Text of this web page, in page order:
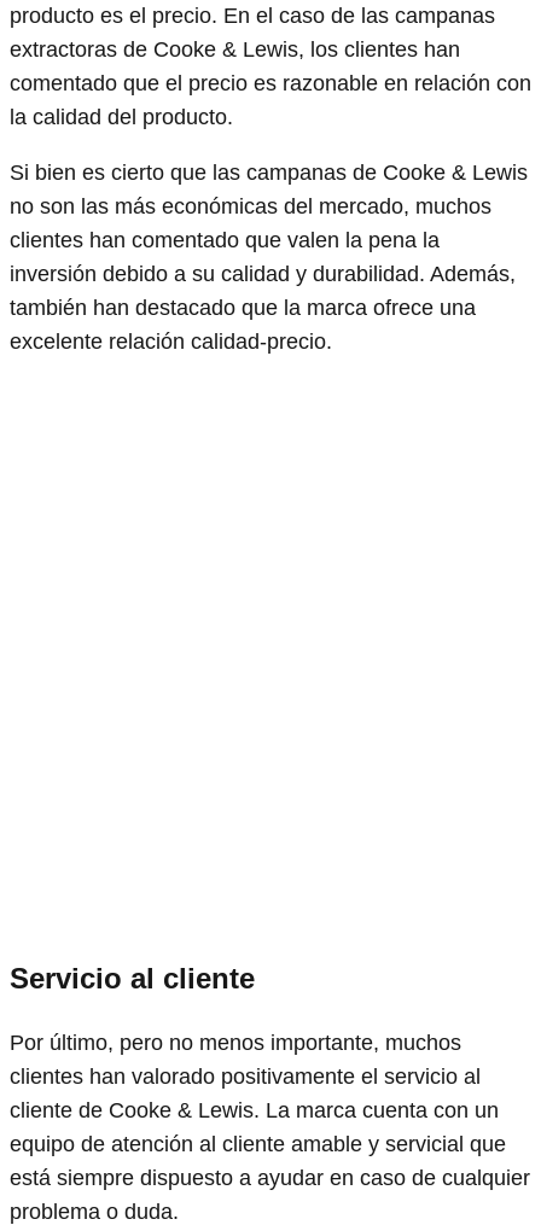
producto es el precio. En el caso de las campanas
extractoras de Cooke & Lewis, los clientes han
comentado que el precio es razonable en relación con
la calidad del producto.
Si bien es cierto que las campanas de Cooke & Lewis
no son las más económicas del mercado, muchos
clientes han comentado que valen la pena la
inversión debido a su calidad y durabilidad. Además,
también han destacado que la marca ofrece una
excelente relación calidad-precio.
Servicio al cliente
Por último, pero no menos importante, muchos
clientes han valorado positivamente el servicio al
cliente de Cooke & Lewis. La marca cuenta con un
equipo de atención al cliente amable y servicial que
está siempre dispuesto a ayudar en caso de cualquier
problema o duda.